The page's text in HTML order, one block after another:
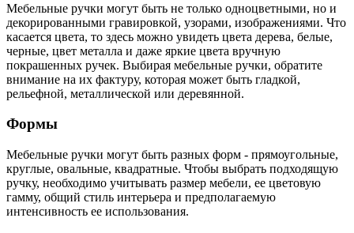
Мебельные ручки могут быть не только одноцветными, но и
декорированными гравировкой, узорами, изображениями. Что
касается цвета, то здесь можно увидеть цвета дерева, белые,
черные, цвет металла и даже яркие цвета вручную
покрашенных ручек. Выбирая мебельные ручки, обратите
внимание на их фактуру, которая может быть гладкой,
рельефной, металлической или деревянной.
Формы
Мебельные ручки могут быть разных форм - прямоугольные,
круглые, овальные, квадратные. Чтобы выбрать подходящую
ручку, необходимо учитывать размер мебели, ее цветовую
гамму, общий стиль интерьера и предполагаемую
интенсивность ее использования.